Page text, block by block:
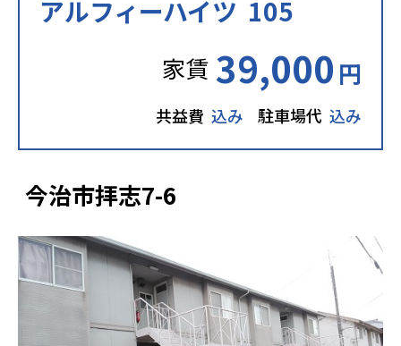
アルフィーハイツ 105
家賃 39,000 円
共益費 込み 駐車場代 込み
今治市拝志7-6